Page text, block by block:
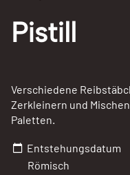
Pistill
Verschiedene
Zerkleinern und
Paletten.
Entstehungsdatum
Römisch